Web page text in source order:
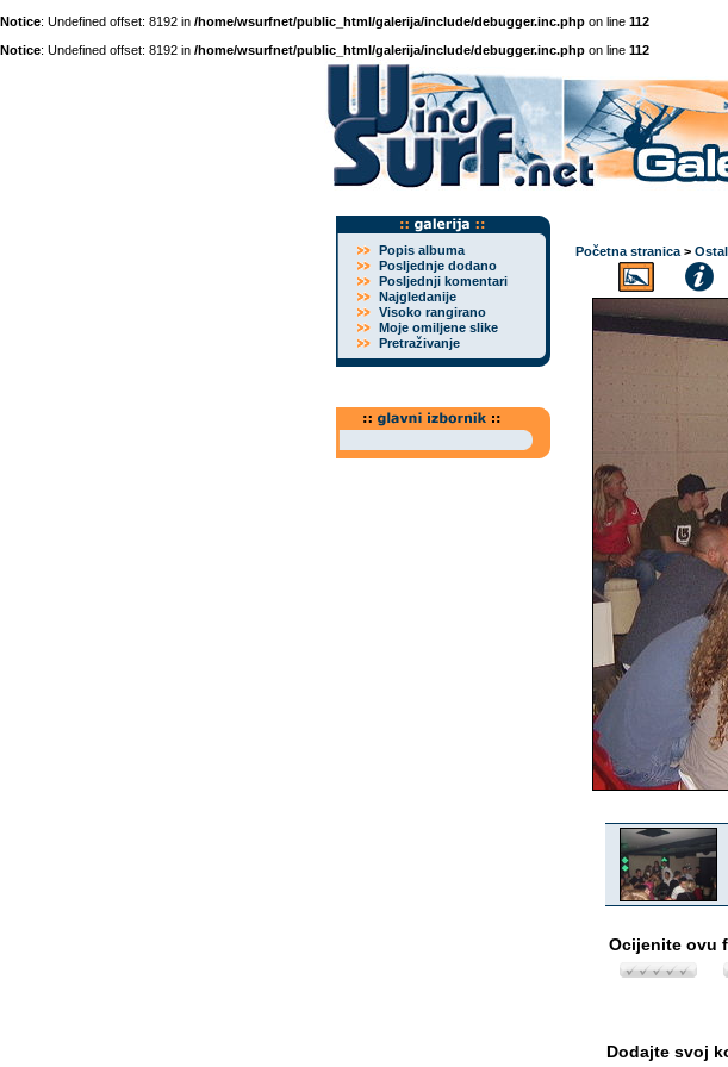
Notice: Undefined offset: 8192 in /home/wsurfnet/public_html/galerija/include/debugger.inc.php on line 112
Notice: Undefined offset: 8192 in /home/wsurfnet/public_html/galerija/include/debugger.inc.php on line 112
Popis albuma
Posljednje dodano
Posljednji komentari
Najgledanije
Visoko rangirano
Moje omiljene slike
Pretraživanje
Početna stranica >
Ocijenite ovu
Dodajte svoj